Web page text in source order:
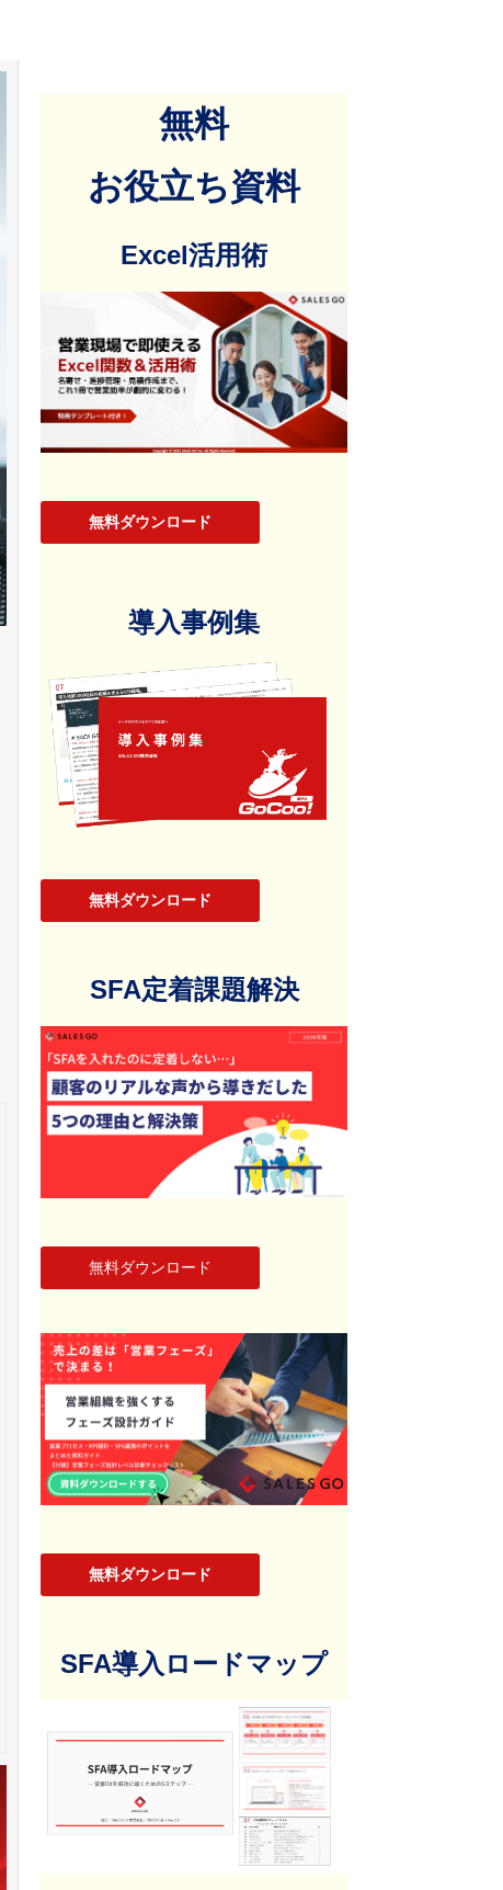
無料
お役立ち資料
Excel活用術
無料ダウンロード
導入事例集
無料ダウンロード
SFA定着課題解決
無料ダウンロード
無料ダウンロード
SFA導入ロードマップ